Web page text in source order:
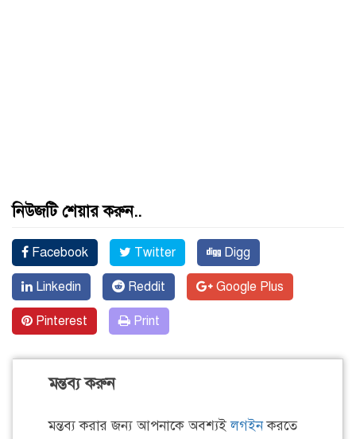
নিউজটি শেয়ার করুন..
Facebook Twitter Digg
Linkedin Reddit Google Plus
Pinterest Print
মন্তব্য করুন
মন্তব্য করার জন্য আপনাকে অবশ্যইলগইনকরতে